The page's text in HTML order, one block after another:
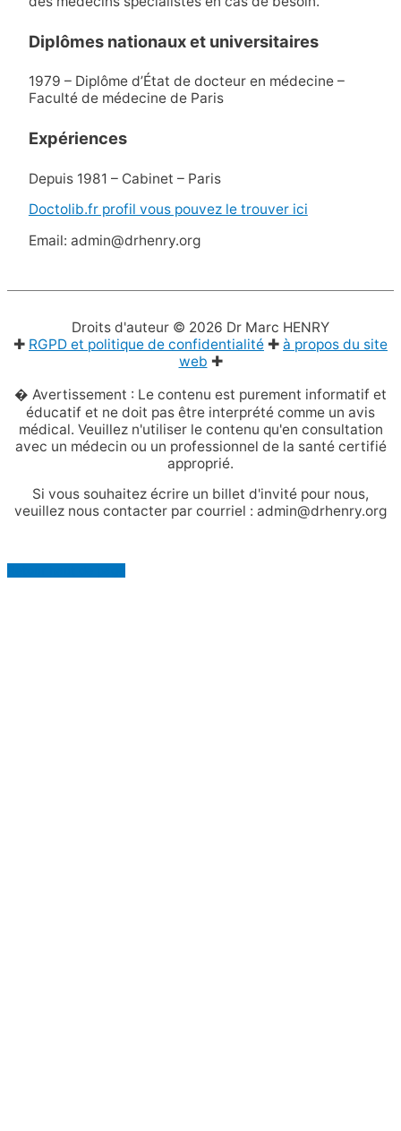
Diplômes nationaux et universitaires
1979 – Diplôme d’État de docteur en médecine –
Faculté de médecine de Paris
Expériences
Depuis 1981 – Cabinet – Paris
Doctolib.fr profil vous pouvez le trouver ici
Email: admin@drhenry.org
Droits d'auteur © 2026 Dr Marc HENRY
✚ RGPD et politique de confidentialité ✚ à propos du site
web ✚
� Avertissement : Le contenu est purement informatif et
éducatif et ne doit pas être interprété comme un avis
médical. Veuillez n'utiliser le contenu qu'en consultation
avec un médecin ou un professionnel de la santé certifié
approprié.
Si vous souhaitez écrire un billet d'invité pour nous,
veuillez nous contacter par courriel : admin@drhenry.org